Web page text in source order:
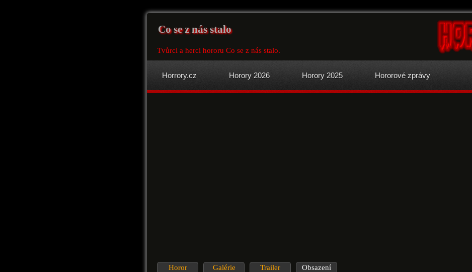
Co se z nás stalo
Tvůrci a herci hororu Co se z nás stalo.
Horrory.cz Horory 2026 Horory 2025 Hororové zprávy
Horor Galérie Trailer Obsazení